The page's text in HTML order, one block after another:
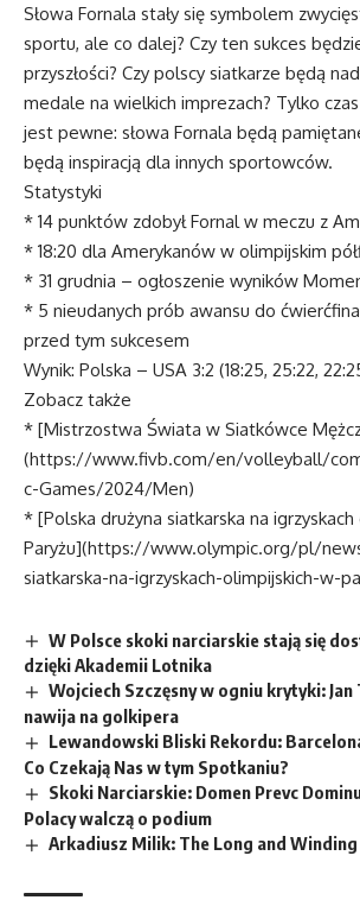
Słowa Fornala stały się symbolem
sportu, ale co dalej? Czy ten sukces
przyszłości? Czy polscy siatkarze będą
medale na wielkich imprezach? Tylko
jest pewne: słowa Fornala będą
będą inspiracją dla innych sportowców.
Statystyki
* 14 punktów zdobył Fornal w meczu z
* 18:20 dla Amerykanów w olimpijskim
* 31 grudnia – ogłoszenie wyników
* 5 nieudanych prób awansu do
przed tym sukcesem
Wynik: Polska – USA 3:2 (18:25, 25:22,
Zobacz także
* [Mistrzostwa Świata w Siatkówce
(https://www.fivb.com/en/volleyball/
c-Games/2024/Men)
* [Polska drużyna siatkarska na
Paryżu](https://www.olympic.org/pl/
siatkarska-na-igrzyskach-olimpijskich-w-
W Polsce skoki narciarskie stają się
dzięki Akademii Lotnika
Wojciech Szczęsny w ogniu krytyki:
nawija na golkipera
Lewandowski Bliski Rekordu:
Co Czekają Nas w tym Spotkaniu?
Skoki Narciarskie: Domen Prevc
Polacy walczą o podium
Arkadiusz Milik: The Long and